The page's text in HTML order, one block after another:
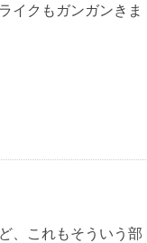
イクもガンガンきま
、これもそういう部